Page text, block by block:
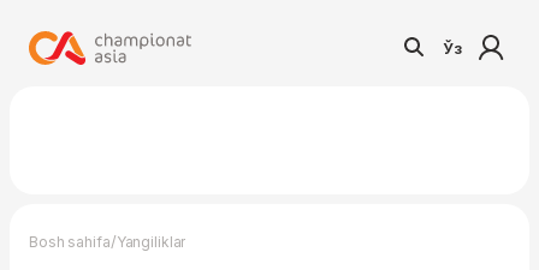
Ўз
Bosh sahifa/Yangiliklar